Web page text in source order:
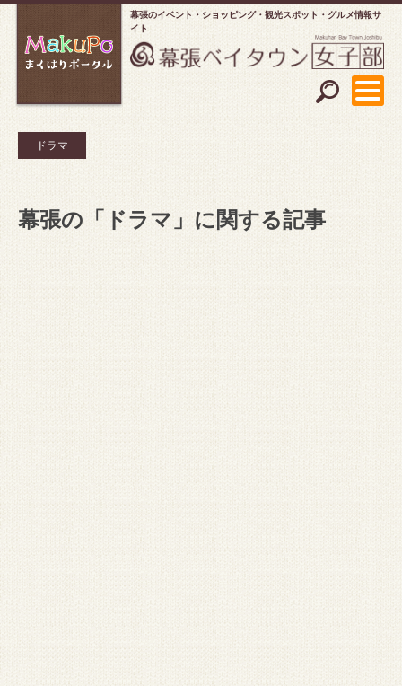
幕張のイベント・ショッピング
観光スポット・グルメ情報サ
イト
ドラマ
幕張の「ドラマ」に関する記事